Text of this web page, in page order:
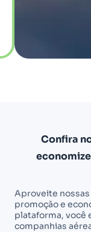
Confira
Aproveite nossas
promoção e
plataforma, você
companhias